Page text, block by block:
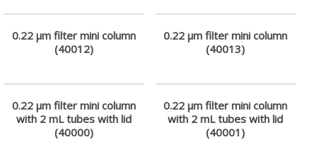
商
卓
公
0.22 µm filter mini column
(40012)
0.22 µm filter mini column
(40013)
0.22 µm filter mini column
with 2 mL tubes with lid
(40000)
0.22 µm filter mini column
with 2 mL tubes with lid
(40001)